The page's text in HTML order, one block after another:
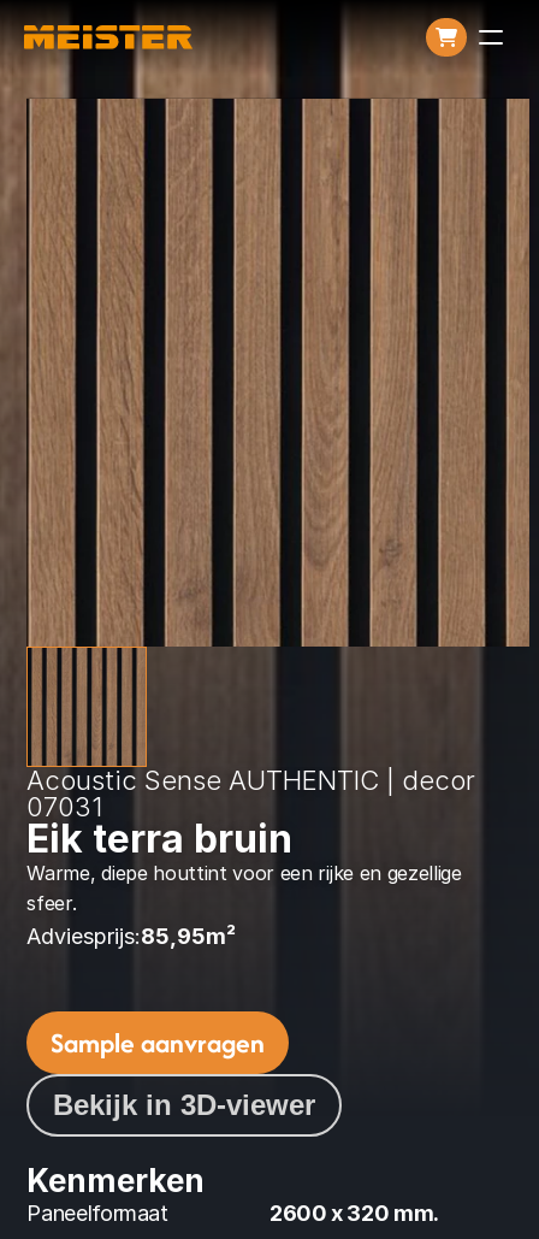
ProductenOver ons
Acoustic Sense AUTHENTIC | decor
07031
Eik terra bruin
Adviesprijs:85,95m²
Warme, diepe houttint voor een rijke en gezellige
sfeer.
Sample aanvragen
Bekijk in 3D-viewer
Kenmerken
Paneelformaat 2600 x 320 mm.